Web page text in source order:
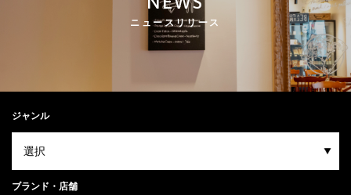
BRAND/SHOP
DOMAIN
ニュースリリース
ジャンル
ブランド・店舗